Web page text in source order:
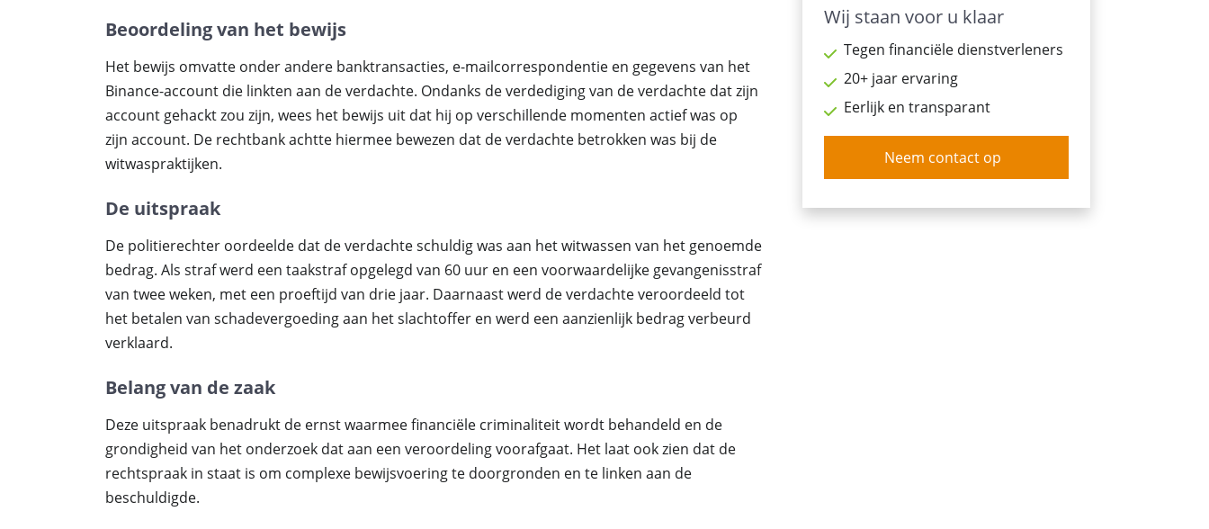
Beoordeling van het bewijs
Het bewijs omvatte onder andere banktransacties, e-mailcorrespondentie en gegevens van het
Binance-account die linkten aan de verdachte. Ondanks de verdediging van de verdachte dat zijn
account gehackt zou zijn, wees het bewijs uit dat hij op verschillende momenten actief was op
zijn account. De rechtbank achtte hiermee bewezen dat de verdachte betrokken was bij de
witwaspraktijken.
De uitspraak
De politierechter oordeelde dat de verdachte schuldig was aan het witwassen van het genoemde
bedrag. Als straf werd een taakstraf opgelegd van 60 uur en een voorwaardelijke gevangenisstraf
van twee weken, met een proeftijd van drie jaar. Daarnaast werd de verdachte veroordeeld tot
het betalen van schadevergoeding aan het slachtoffer en werd een aanzienlijk bedrag verbeurd
verklaard.
Belang van de zaak
Deze uitspraak benadrukt de ernst waarmee financiële criminaliteit wordt behandeld en de
grondigheid van het onderzoek dat aan een veroordeling voorafgaat. Het laat ook zien dat de
rechtspraak in staat is om complexe bewijsvoering te doorgronden en te linken aan de
beschuldigde.
Wij staan voor u klaar
Tegen financiële dienstverleners
20+ jaar ervaring
Eerlijk en transparant
Neem contact op